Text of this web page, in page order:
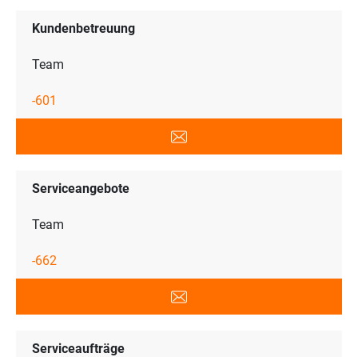
Kundenbetreuung
Team
-601
Serviceangebote
Team
-662
Serviceaufträge